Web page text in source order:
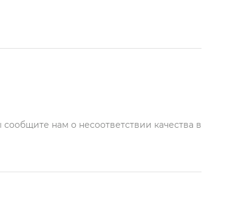
нам о несоответствии качества в